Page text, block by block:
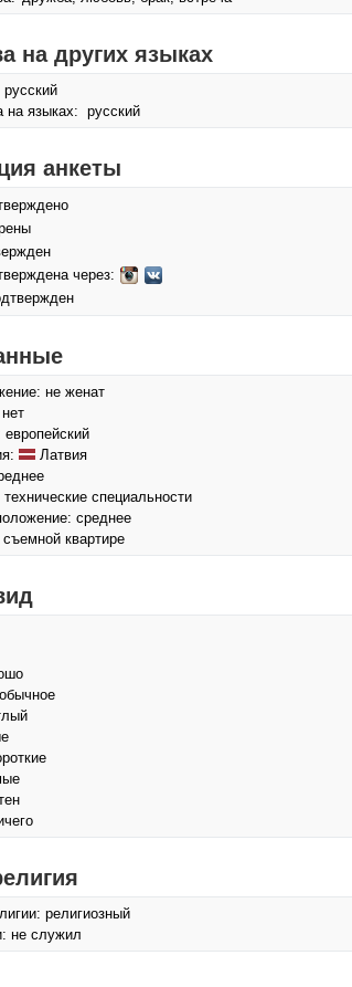
на других языках
на языках: русский
анкеты
через:
не женат
европейский
Латвия
специальности
среднее
квартире
религиозный
не служил